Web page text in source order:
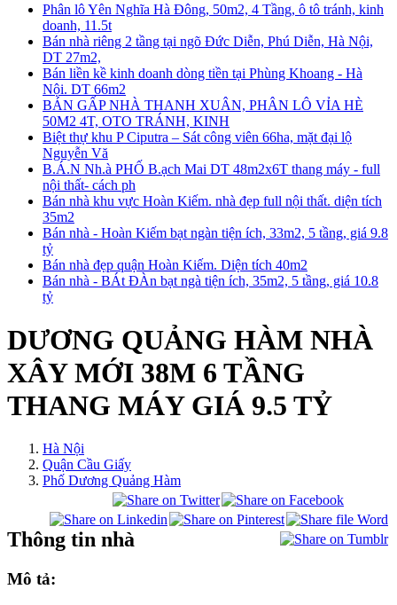
Phân lô Yên Nghĩa Hà Đông, 50m2, 4 Tầng, ô tô tránh, kinh
doanh, 11.5t
Bán nhà riêng 2 tầng tại ngõ Đức Diễn, Phú Diễn, Hà Nội,
DT 27m2,
Bán liền kề kinh doanh dòng tiền tại Phùng Khoang - Hà
Nội. DT 66m2
BÁN GẤP NHÀ THANH XUÂN, PHÂN LÔ VỈA HÈ
50M2 4T, OTO TRÁNH, KINH
Biệt thự khu P Ciputra – Sát công viên 66ha, mặt đại lộ
Nguyễn Vă
B.Á.N Nh.à PHỐ B.ạch Mai DT 48m2x6T thang máy - full
nội thất- cách ph
Bán nhà khu vực Hoàn Kiếm. nhà đẹp full nội thất. diện tích
35m2
Bán nhà - Hoàn Kiếm bạt ngàn tiện ích, 33m2, 5 tầng, giá 9.8
tỷ
Bán nhà đẹp quận Hoàn Kiếm. Diện tích 40m2
Bán nhà - BÁt ĐÀn bạt ngà tiện ích, 35m2, 5 tầng, giá 10.8
tỷ
DƯƠNG QUẢNG HÀM NHÀ
XÂY MỚI 38M 6 TẦNG
THANG MÁY GIÁ 9.5 TỶ
Hà Nội
Quận Cầu Giấy
Phố Dương Quảng Hàm
Thông tin nhà
Mô tả: